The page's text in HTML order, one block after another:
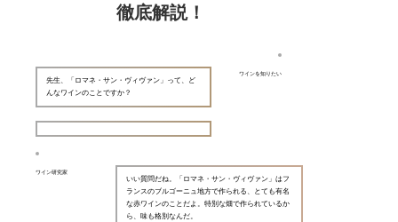
徹底解説！
ワインを知りたい
先生、「ロマネ・サン・ヴィヴァン」って、ど
んなワインのことですか？
ワイン研究家
いい質問だね。「ロマネ・サン・ヴィヴァン」はフ
ランスのブルゴーニュ地方で作られる、とても有名
な赤ワインのことだよ。特別な畑で作られているか
ら、味も格別なんだ。